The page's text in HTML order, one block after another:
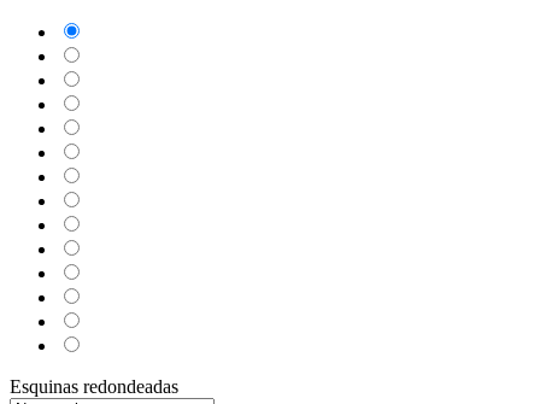
Esquinas redondeadas